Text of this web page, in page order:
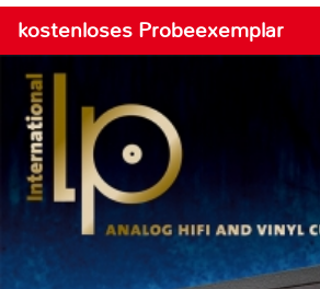
kostenloses Probeexemplar